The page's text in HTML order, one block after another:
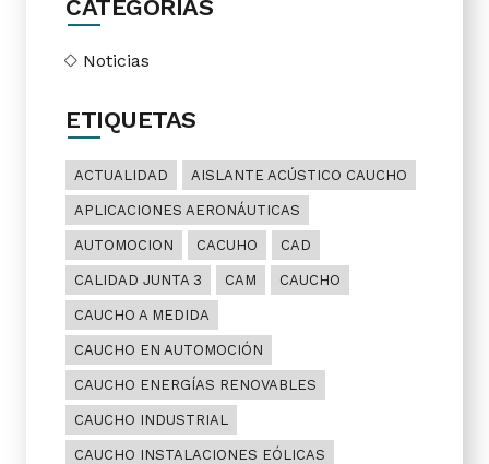
CATEGORÍAS
Noticias
ETIQUETAS
ACTUALIDAD AISLANTE ACÚSTICO CAUCHO
APLICACIONES AERONÁUTICAS
AUTOMOCION CACUHO CAD
CALIDAD JUNTA 3 CAM CAUCHO
CAUCHO A MEDIDA
CAUCHO EN AUTOMOCIÓN
CAUCHO ENERGÍAS RENOVABLES
CAUCHO INDUSTRIAL
CAUCHO INSTALACIONES EÓLICAS